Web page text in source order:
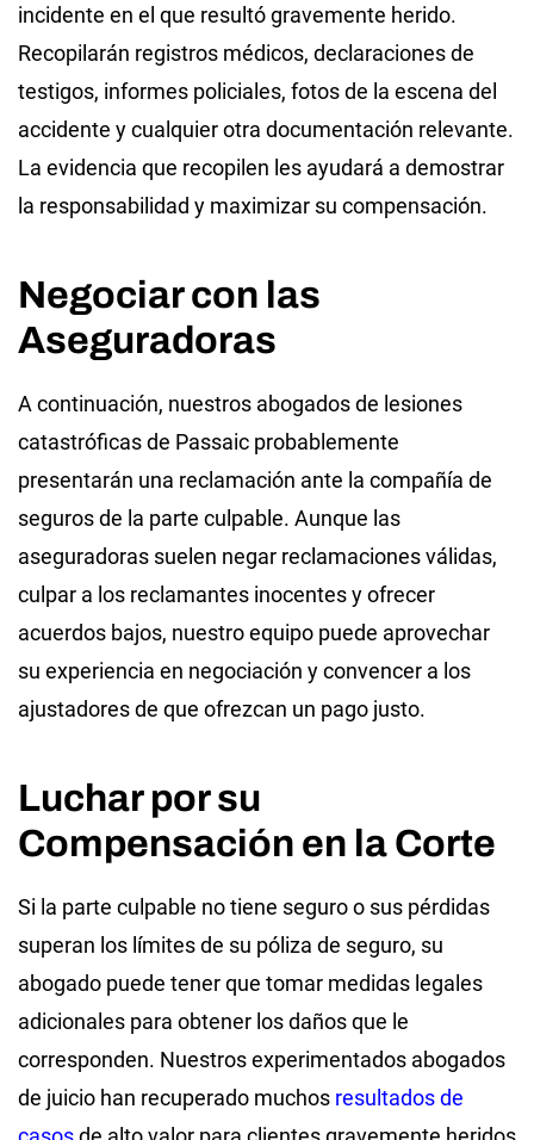
incidente en el que resultó gravemente herido.
Recopilarán registros médicos, declaraciones de
testigos, informes policiales, fotos de la escena del
accidente y cualquier otra documentación relevante.
La evidencia que recopilen les ayudará a demostrar
la responsabilidad y maximizar su compensación.
Negociar con las
Aseguradoras
A continuación, nuestros abogados de lesiones
catastróficas de Passaic probablemente
presentarán una reclamación ante la compañía de
seguros de la parte culpable. Aunque las
aseguradoras suelen negar reclamaciones válidas,
culpar a los reclamantes inocentes y ofrecer
acuerdos bajos, nuestro equipo puede aprovechar
su experiencia en negociación y convencer a los
ajustadores de que ofrezcan un pago justo.
Luchar por su
Compensación en la Corte
Si la parte culpable no tiene seguro o sus pérdidas
superan los límites de su póliza de seguro, su
abogado puede tener que tomar medidas legales
adicionales para obtener los daños que le
corresponden. Nuestros experimentados abogados
de juicio han recuperado muchos resultados de